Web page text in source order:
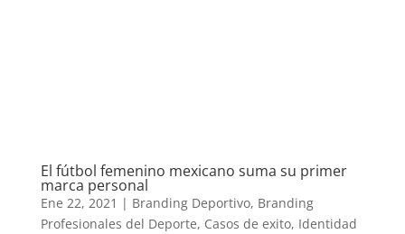
El fútbol femenino mexicano suma su primer
marca personal
Ene 22, 2021 | Branding Deportivo, Branding
Profesionales del Deporte, Casos de exito, Identidad